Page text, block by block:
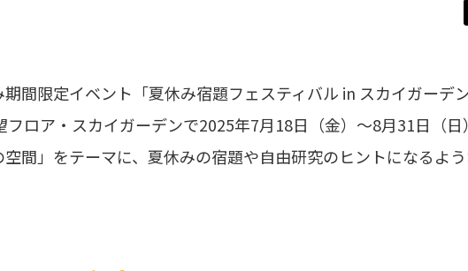
間限定イベント「夏休み宿題フェスティバル in スカイガーデン
ロア・スカイガーデンで2025年7月18日（金）～8月31日（日
間」をテーマに、夏休みの宿題や自由研究のヒントになるよ